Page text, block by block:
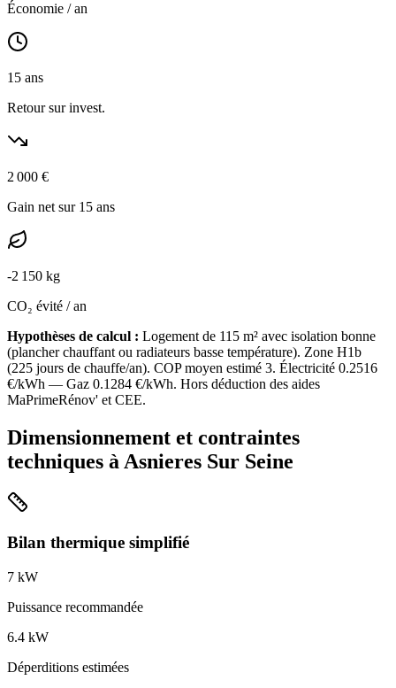
Économie / an
15 ans
Retour sur invest.
2 000 €
Gain net sur 15 ans
-2 150 kg
CO₂ évité / an
Hypothèses de calcul : Logement de 115 m² avec isolation bonne
(plancher chauffant ou radiateurs basse température). Zone H1b
(225 jours de chauffe/an). COP moyen estimé 3. Électricité 0.2516
€/kWh — Gaz 0.1284 €/kWh. Hors déduction des aides
MaPrimeRénov' et CEE.
Dimensionnement et contraintes
techniques à Asnieres Sur Seine
Bilan thermique simplifié
7 kW
Puissance recommandée
6.4 kW
Déperditions estimées